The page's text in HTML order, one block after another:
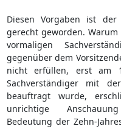
Diesen Vorgaben ist der
gerecht geworden.
vormaligen
gegenüber dem
nicht erfüllen, erst am
Sachverständiger mit
beauftragt wurde,
unrichtige
Bedeutung der Zehn-